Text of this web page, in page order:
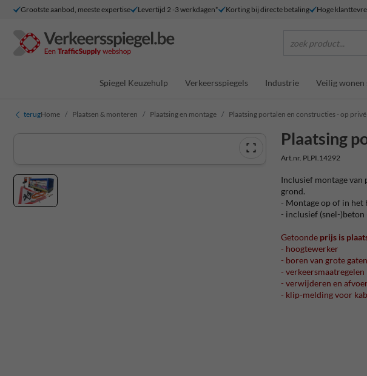
Grootste aanbod, meeste expertise Levertijd 2 -3 werkdagen* Korting bij directe betaling Hoge
zoek product...
Spiegel Keuzehulp Verkeersspiegels Industrie Veilig wonen
terugHome Plaatsen & monteren Plaatsing en montage Plaatsing portalen en constructies - op
Plaatsing
Art.nr. PLPI.14292
Inclusief montage
grond.
- Montage op of in het
- inclusief (snel-)beton
Getoonde prijs is
- hoogtewerker
- boren van grote
- verkeersmaatregelen
- verwijderen en
- klip-melding voor